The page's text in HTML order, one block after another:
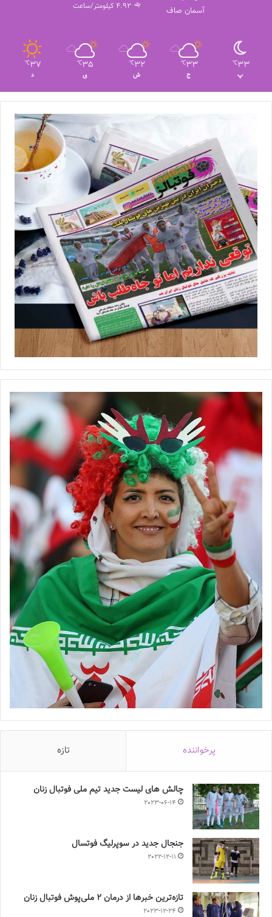
فوتبال زنان
آسمان صاف
4.92 کیلومتر/ساعت
33
℃
پ
33
℃
ج
32
℃
ش
35
℃
ی
37
℃
د
پرخواننده تازه
چالش هاى ليست جدید تيم ملى فوتبال زنان
2023-06-14
جنجال جدید در سوپرلیگ فوتسال
2022-12-11
تازه‌ترین خبرها از درمان ۲ ملی‌پوش فوتبال زنان
2023-12-24